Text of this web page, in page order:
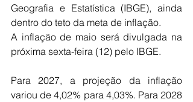
Geografia e Estatística (IBGE), ainda
dentro do teto da meta de inflação.
A inflação de maio será divulgada na
próxima sexta-feira (12) pelo IBGE.
Para 2027, a projeção da inflação
variou de 4,02% para 4,03%. Para 2028